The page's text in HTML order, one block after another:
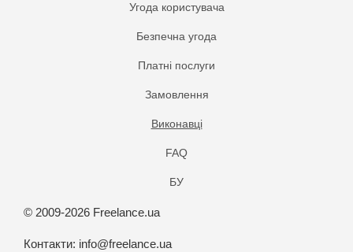
Угода користувача
Безпечна угода
Платнi послуги
Замовлення
Виконавці
FAQ
БУ
© 2009-2026 Freelance.ua
Контакти: info@freelance.ua